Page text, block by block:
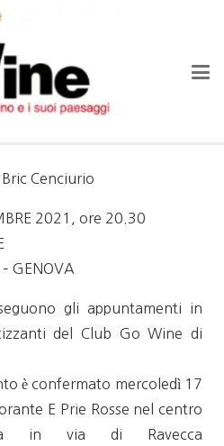
Cenciurio
2021, ore 20.30
GENOVA
gli appuntamenti in
del Club Go Wine di
è confermato mercoledì 17
E Prie Rosse nel centro
in via di Ravecca